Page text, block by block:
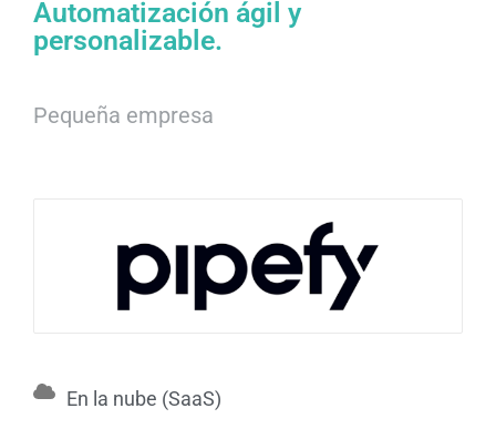
Automatización ágil y
personalizable.
Pequeña empresa
En la nube (SaaS)